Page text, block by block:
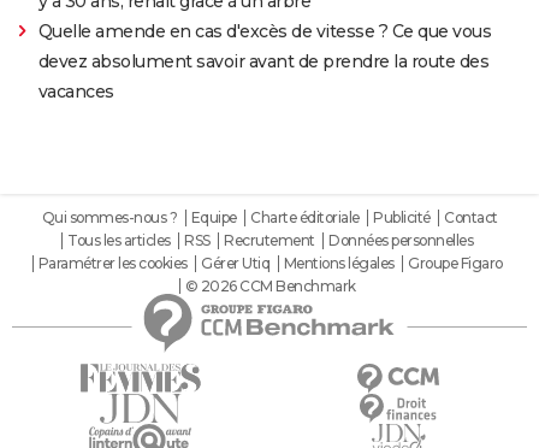
Quelle amende en cas d'excès de vitesse ? Ce que vous
devez absolument savoir avant de prendre la route des
vacances
Qui sommes-nous ? Equipe Charte éditoriale Publicité
Contact
Tous les articles
RSS Recrutement
Données personnelles
Paramétrer les cookies
Gérer Utiq Mentions légales
Groupe Figaro
© 2026 CCM Benchmark